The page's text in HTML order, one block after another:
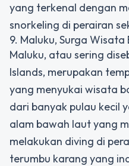
yang terkenal dengan
snorkeling di perairan
9. Maluku, Surga Wisata
Maluku, atau sering
Islands, merupakan
yang menyukai wisata
dari banyak pulau kecil
alam bawah laut yang
melakukan diving di
terumbu karang yang